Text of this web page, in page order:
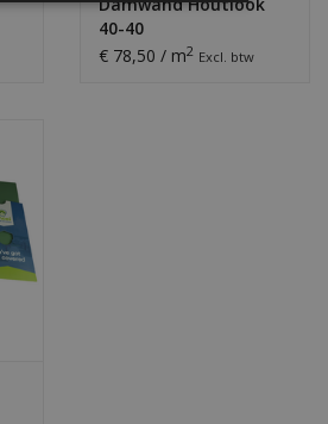
40-40
€ 78,50 / m2 Excl. btw